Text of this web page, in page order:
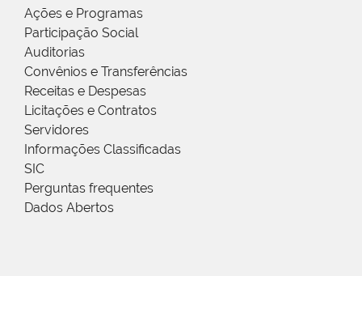
Ações e Programas
Participação Social
Auditorias
Convênios e Transferências
Receitas e Despesas
Licitações e Contratos
Servidores
Informações Classificadas
SIC
Perguntas frequentes
Dados Abertos